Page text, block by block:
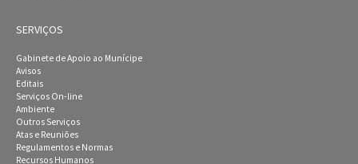
SERVIÇOS
Gabinete de Apoio ao Munícipe
Avisos
Editais
Serviços On-line
Ambiente
Outros Serviços
Atas e Reuniões
Regulamentos e Normas
Recursos Humanos